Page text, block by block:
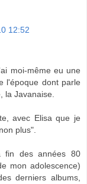
12:52
moi-même eu une
l'époque dont parle
la Javanaise.
avec Elisa que je
plus".
fin des années 80
mon adolescence)
derniers albums,